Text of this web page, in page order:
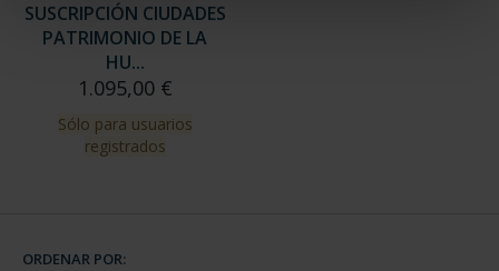
SUSCRIPCIÓN CIUDADES
PATRIMONIO DE LA
HU...
1.095,00 €
Sólo para usuarios
registrados
ORDENAR POR: